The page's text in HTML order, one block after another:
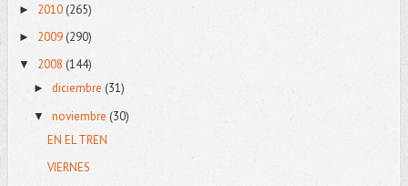
► 2010(265)
► 2009 (290)
▼ 2008 (144)
► diciembre (31)
▼ noviembre (30)
EN EL TREN
VIERNES